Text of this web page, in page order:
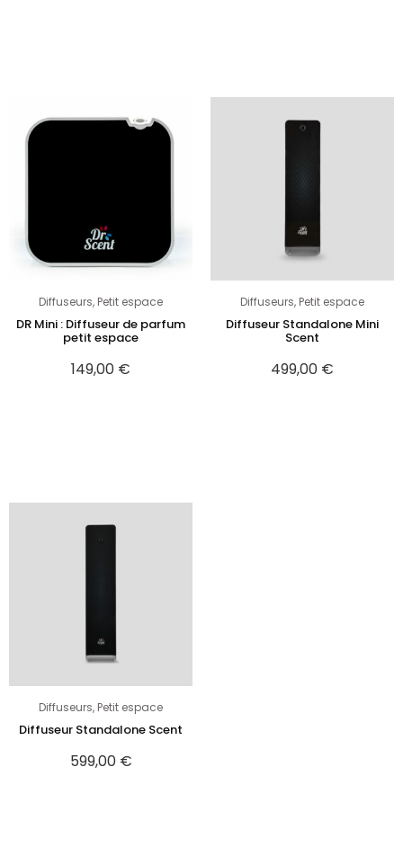
Diffuseurs, Petit espace
DR Mini : Diffuseur de parfum
petit espace
149,00 €
Diffuseurs, Petit espace
Diffuseur Standalone Mini
Scent
499,00 €
Diffuseurs, Petit espace
Diffuseur Standalone Scent
599,00 €